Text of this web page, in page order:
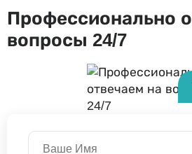
Профессионально
вопросы 24/7